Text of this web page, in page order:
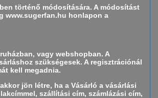
történő módosítására. A módosítást
www.sugerfan.hu honlapon a
vagy webshopban. A
szükségesek. A regisztrációnál
kell megadnia.
jön létre, ha a Vásárló a vásárlási
szállítási cím, számlázási cím,